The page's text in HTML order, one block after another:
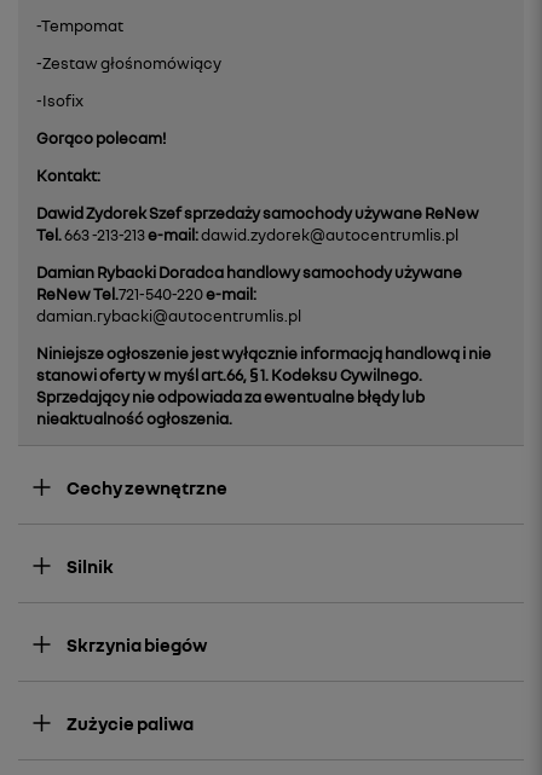
-Tempomat
-Zestaw głośnomówiący
-Isofix
Gorąco polecam!
Kontakt:
Dawid ZydorekSzef sprzedaży samochody używane ReNew
Tel.663 -213-213e-mail:dawid.zydorek@autocentrumlis.pl
Damian RybackiDoradca handlowy samochody używane
ReNewTel.721-540-220e-mail:
damian.rybacki@autocentrumlis.pl
Niniejsze ogłoszenie jest wyłącznie informacją handlową i nie
stanowi oferty w myśl art.66, § 1. Kodeksu Cywilnego.
Sprzedający nie odpowiada za ewentualne błędy lub
nieaktualność ogłoszenia.
Cechy zewnętrzne
Silnik
Skrzynia biegów
Zużycie paliwa